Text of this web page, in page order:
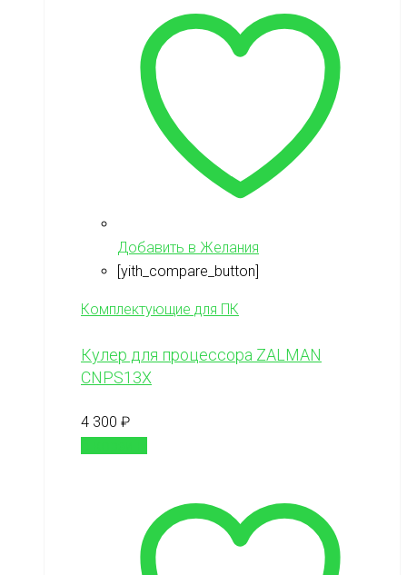
Добавить в Желания
[yith_compare_button]
Комплектующие для ПК
Кулер для процессора ZALMAN
CNPS13X
4 300 ₽